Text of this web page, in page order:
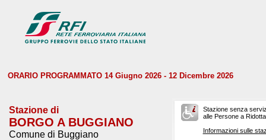
ORARIO PROGRAMMATO 14 Giugno 2026 - 12 Dicembre 2026
Stazione di
BORGO A BUGGIANO
Comune di Buggiano
Stazione senza
alle Persone a
Informazioni sulle